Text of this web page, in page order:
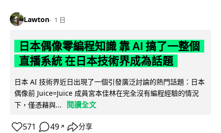
Lawton 1 日
日本偶像零編程知識 靠 AI 搞了一整個
直播系統 在日本技術界成為話題
日本 AI 技術界近日出現了一個引發廣泛討論的熱門話題：日本
偶像前 Juice=Juice 成員宮本佳林在完全沒有編程經驗的情況
下，僅憑藉與...
閱讀全文
571 49 ↗ 分享